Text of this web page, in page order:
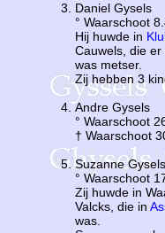
Daniel Gysels
° Waarschoot
Hij huwde in
Cauwels, die
was metser.
Zij hebben 3
Andre Gysels
° Waarschoot
† Waarschoot
Suzanne Gysels
° Waarschoot
Zij huwde in
Valcks, die in
was.